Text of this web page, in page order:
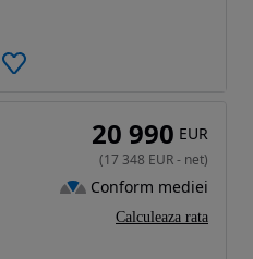
20 990 EUR
(17 348 EUR- net)
Conform mediei
Calculeaza rata